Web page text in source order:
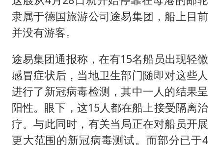
隶属于德国旅游公司途易集团，船上目前
并没有游客。
途易集团通报称，在有15名船员出现轻微
感冒症状后，当地卫生部门随即对这些人
进行了新冠病毒检测，其中一人的结果呈
阳性。眼下，这15人都在船上接受隔离治
疗。与此同时，有关当局正在对船员开展
更大范围的新冠病毒测试。而部分已于4